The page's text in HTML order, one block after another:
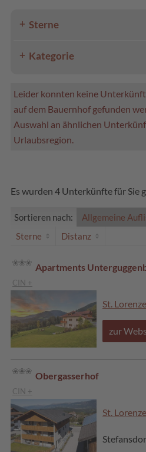
Sterne
Kategorie
Leider konnten keine
auf dem Bauernhof gefunden
Auswahl an ähnlichen
Urlaubsregion.
Es wurden 4 Unterkünfte für Sie
Sortieren nach: Allgemeine
Sterne
Distanz
Apartments
CIN +
St.
zur
Obergasserhof
CIN +
St.